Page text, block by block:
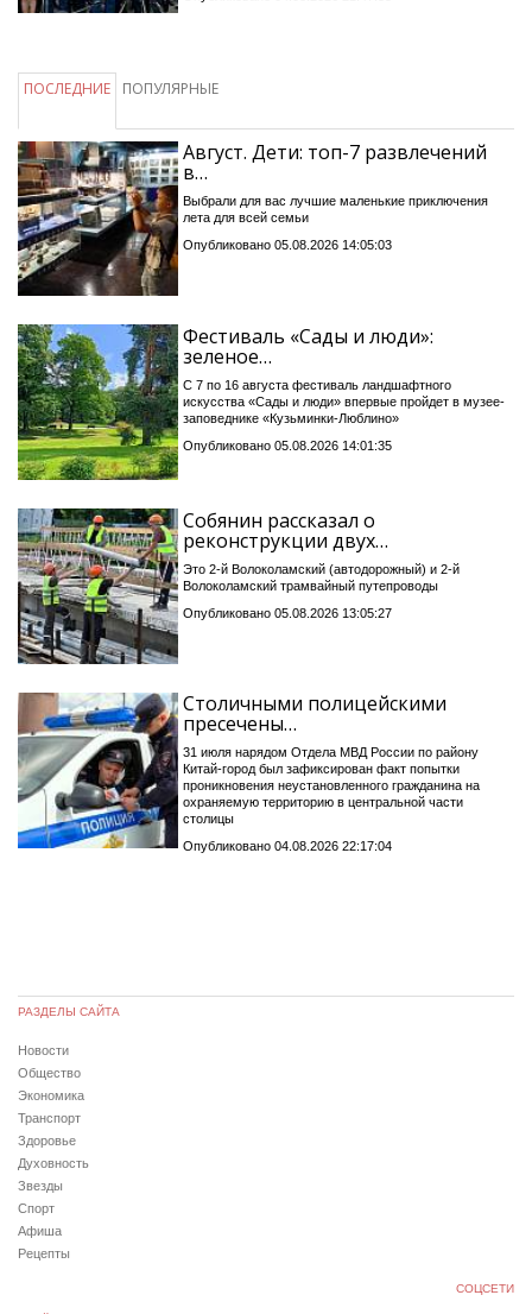
ПОСЛЕДНИЕ ПОПУЛЯРНЫЕ
Август. Дети: топ-7 развлечений
в…
Выбрали для вас лучшие маленькие приключения
лета для всей семьи
Опубликовано 05.08.2026 14:05:03
Фестиваль «Сады и люди»:
зеленое…
С 7 по 16 августа фестиваль ландшафтного
искусства «Сады и люди» впервые пройдет в музее-
заповеднике «Кузьминки-Люблино»
Опубликовано 05.08.2026 14:01:35
Собянин рассказал о
реконструкции двух…
Это 2-й Волоколамский (автодорожный) и 2-й
Волоколамский трамвайный путепроводы
Опубликовано 05.08.2026 13:05:27
Столичными полицейскими
пресечены…
31 июля нарядом Отдела МВД России по району
Китай-город был зафиксирован факт попытки
проникновения неустановленного гражданина на
охраняемую территорию в центральной части
столицы
Опубликовано 04.08.2026 22:17:04
РАЗДЕЛЫ САЙТА
Новости
Общество
Экономика
Транспорт
Здоровье
Духовность
Звезды
Спорт
Афиша
Рецепты
СОЦСЕТИ